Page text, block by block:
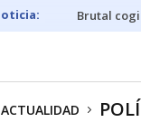
Brutal
ACTUALIDAD